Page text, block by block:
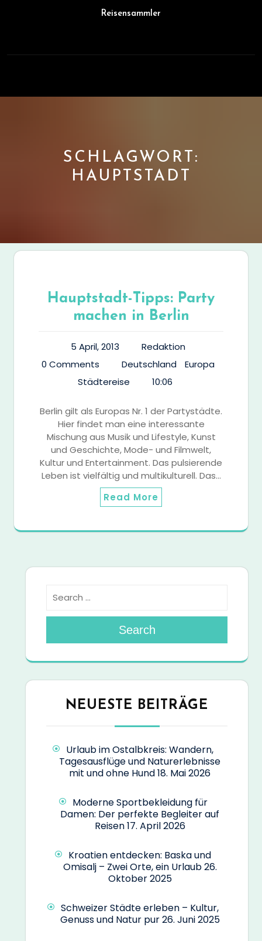
Reisensammler
Button
SCHLAGWORT:
HAUPTSTADT
Hauptstadt-Tipps: Party
machen in Berlin
5 April, 2013
Redaktion
0 Comments
Deutschland
Europa
Städtereise
10:06
Berlin gilt als Europas Nr. 1 der Partystädte.
Hier findet man eine interessante
Mischung aus Musik und Lifestyle, Kunst
und Geschichte, Mode- und Filmwelt,
Kultur und Entertainment. Das pulsierende
Leben ist vielfältig und multikulturell. Das…
Read More
Search
NEUESTE BEITRÄGE
Urlaub im Ostalbkreis: Wandern,
Tagesausflüge und Naturerlebnisse
mit und ohne Hund18. Mai 2026
Moderne Sportbekleidung für
Damen: Der perfekte Begleiter auf
Reisen17. April 2026
Kroatien entdecken: Baska und
Omisalj – Zwei Orte, ein Urlaub26.
Oktober 2025
Schweizer Städte erleben – Kultur,
Genuss und Natur pur26. Juni 2025